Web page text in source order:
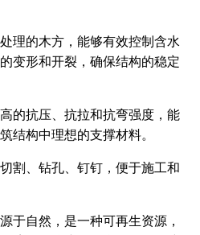
理的木方，能够有效控制含水
变形和开裂，确保结构的稳定
的抗压、抗拉和抗弯强度，能
结构中理想的支撑材料。
割、钻孔、钉钉，便于施工和
于自然，是一种可再生资源，